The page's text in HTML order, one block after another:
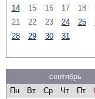
14
15 16 17 18
21
22 23 24 25
28
29 30 31
сентябрь
Пн
Вт Ср Чт Пт